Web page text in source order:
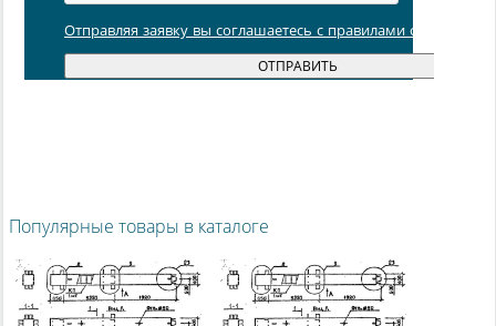
Отправляя заявку вы соглашаетесь с правилами обработки
Популярные товары в каталоге